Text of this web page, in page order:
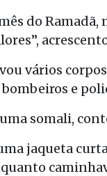
do
vários
e
somali,
jaqueta